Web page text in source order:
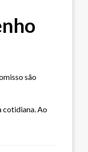
são
cotidiana. Ao